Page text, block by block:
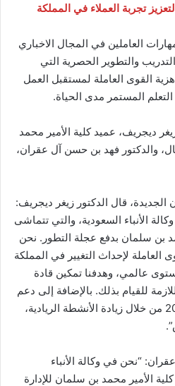
تجربة العملاء في المملكة
العاملين في المجال الاخباري
والتطوير الحصرية التي
القوى العاملة لمستقبل العمل
المستمر مدى الحياة.
ديجريف، عميد كلية الأمير محمد
والدكتور فهد بن حسن آل عقران،
الجديدة، قال الدكتور زيغر ديجريف:
الأنباء السعودية، والتي تتماشى
بن سلمان بدفع عجلة التطور. نحن
لإحداث التغيير في المملكة
عالمي، وهدفنا تمكين قادة
للقيام بذلك. بالإضافة إلى دعم
مستهدفات رؤية السعودية 2030 من خلال زيادة الأنشطة الريادية،
“نحن في وكالة الأنباء
الأمير محمد بن سلمان للإدارة